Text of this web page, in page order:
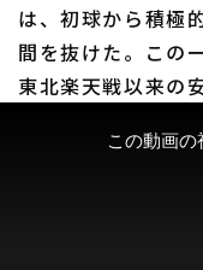
は、初球から積極
間を抜けた。この
東北楽天戦以来の